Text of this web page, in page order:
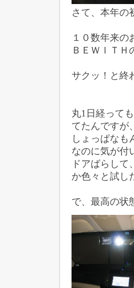
さて、本年の
１０数年来の
ＢＥＷＩＴＨ
サクッ！と終
丸1日経って
てたんですが
しょっぱなも
なのに気が付
ドアばらし
か色々と試し
で、最高の状